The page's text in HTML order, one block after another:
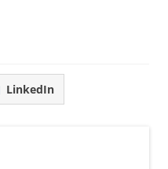
LinkedIn